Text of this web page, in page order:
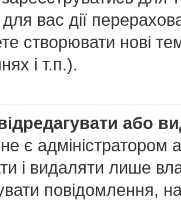
для вас дії
створювати нові
і т.п.).
або
є
і видаляти лише
повідомлення,